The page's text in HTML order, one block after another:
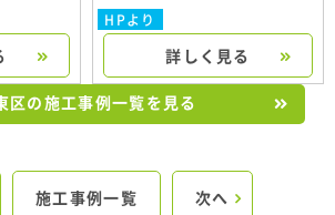
HPより
詳しく見る
区の施工事例一覧を見る
施工事例一覧 次へ